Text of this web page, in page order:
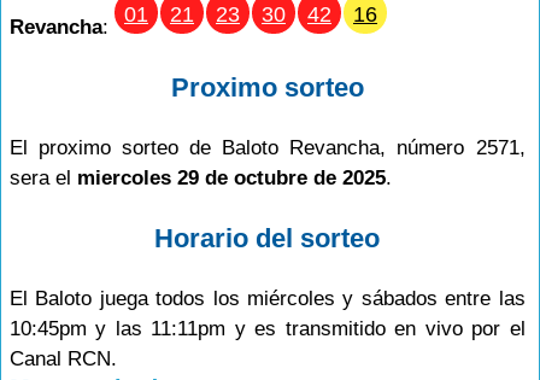
Revancha:
01 21 23 30 42 16
Proximo sorteo
El proximo sorteo de Baloto Revancha, número 2571,
sera el miercoles 29 de octubre de 2025.
Horario del sorteo
El Baloto juega todos los miércoles y sábados entre las
10:45pm y las 11:11pm y es transmitido en vivo por el
Canal RCN.